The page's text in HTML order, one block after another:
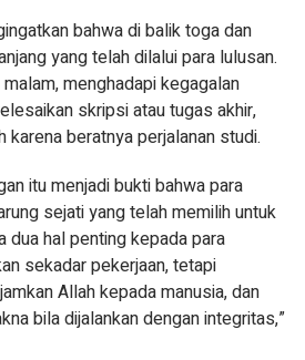
bahwa di balik toga dan
yang telah dilalui para lulusan.
menghadapi kegagalan
skripsi atau tugas akhir,
karena beratnya perjalanan studi.
itu menjadi bukti bahwa para
sejati yang telah memilih untuk
dua hal penting kepada para
sekadar pekerjaan, tetapi
Allah kepada manusia, dan
bila dijalankan dengan integritas,”